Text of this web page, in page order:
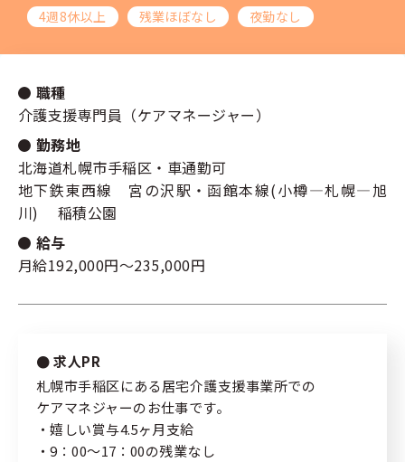
サポート内容
コラム
よくある質問
こだわり
キーワード
4週8休以上
残業ほぼなし 夜勤なし
職種
介護支援専門員（ケアマネージャー）
勤務地
北海道札幌市手稲区・車通勤可
地下鉄東西線 宮の沢駅・函館本線(小樽―札幌―旭
川) 稲積公園
給与
月給192,000円～235,000円
求人PR
札幌市手稲区にある居宅介護支援事業所での
ケアマネジャーのお仕事です。
・嬉しい賞与4.5ヶ月支給
・9：00～17：00の残業なし